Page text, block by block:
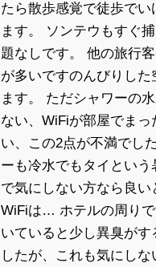
たら散歩感覚で徒歩でい
ます。 ソンテウもすぐ
題なしです。 他の旅行
が多いですのんびりした
ます。 ただシャワーの
ない、WiFiが部屋でまっ
い、この2点が不満でし
ーも冷水でもタイという
で気にしない方なら良い
WiFiは… ホテルの周り
いていると少し異臭がす
したが、これも気にし